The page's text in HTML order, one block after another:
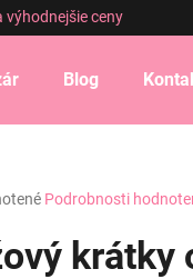
výhodnejšie ceny
Blog
Podrobnosti
krátky